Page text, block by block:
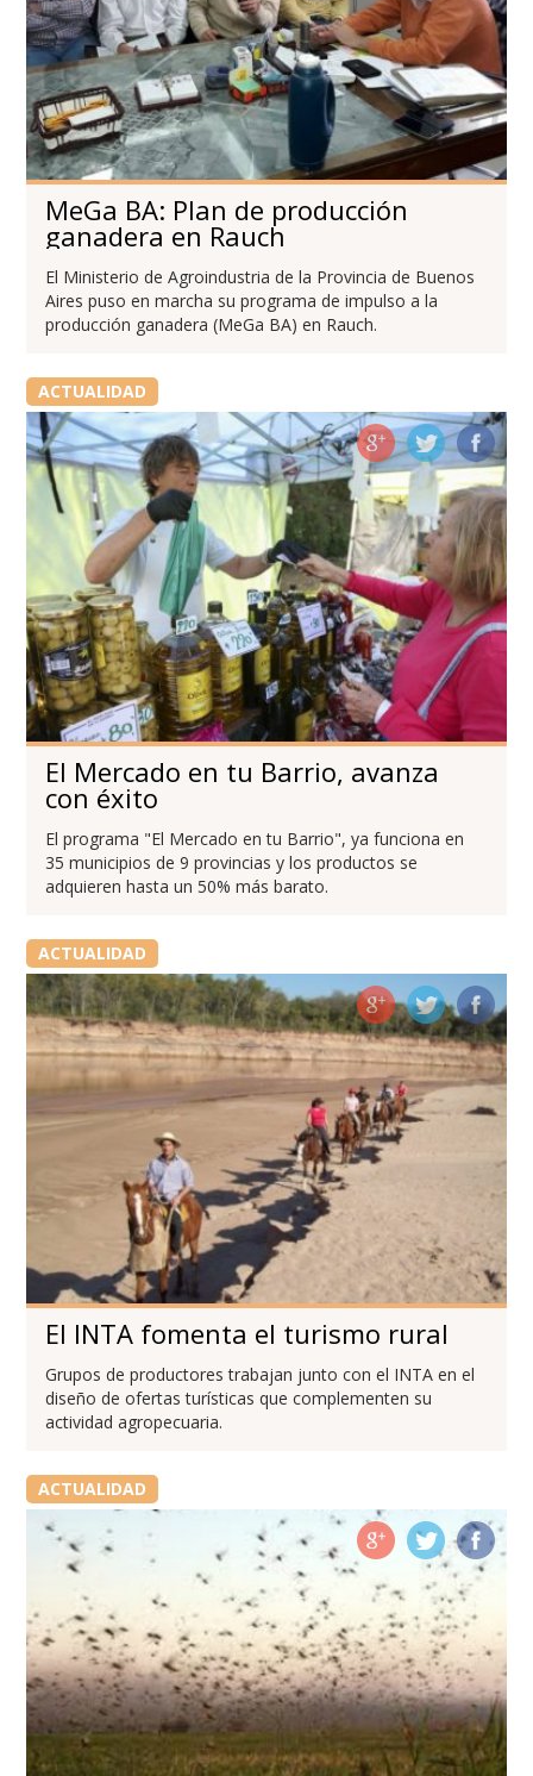
MeGa BA: Plan de producción
ganadera en Rauch
El Ministerio de Agroindustria de la Provincia de Buenos
Aires puso en marcha su programa de impulso a la
producción ganadera (MeGa BA) en Rauch.
ACTUALIDAD
El Mercado en tu Barrio, avanza
con éxito
El programa "El Mercado en tu Barrio", ya funciona en
35 municipios de 9 provincias y los productos se
adquieren hasta un 50% más barato.
ACTUALIDAD
El INTA fomenta el turismo rural
Grupos de productores trabajan junto con el INTA en el
diseño de ofertas turísticas que complementen su
actividad agropecuaria.
ACTUALIDAD